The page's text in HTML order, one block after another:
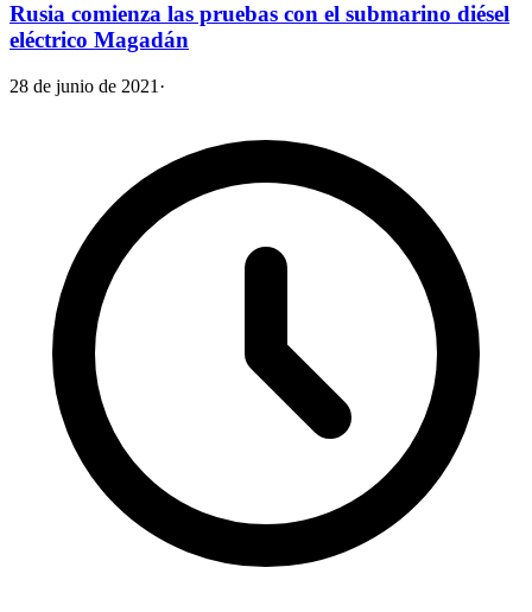
Rusia comienza las pruebas con el submarino diésel
eléctrico Magadán
28 de junio de 2021 ·